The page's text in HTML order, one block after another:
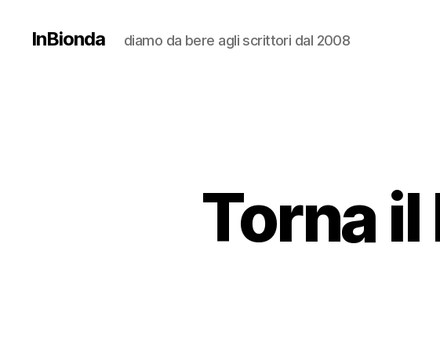
InBionda diamo da bere agli scrittori dal 2008
Torna